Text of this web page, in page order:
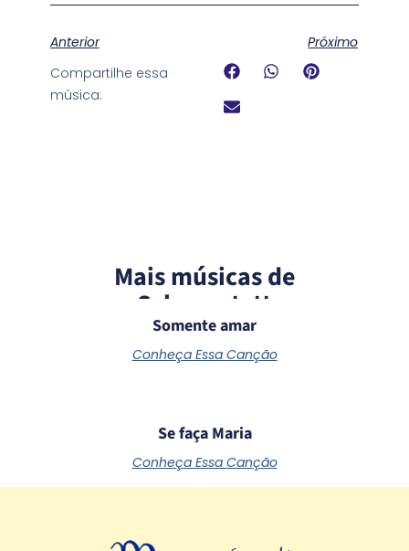
Anterior
Próximo
Compartilhe essa
música:
Mais músicas de
Schoenstatt
Somente amar
Conheça Essa Canção
Se faça Maria
Conheça Essa Canção